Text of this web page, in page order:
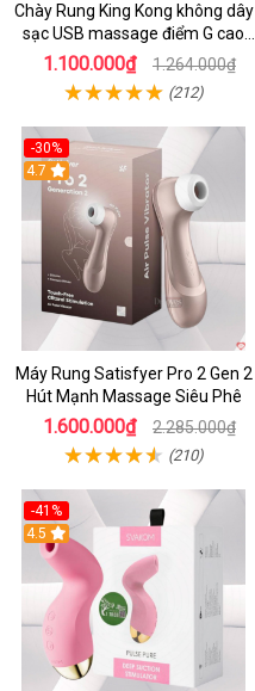
Chày Rung King Kong không dây
sạc USB massage điểm G cao
cấp kích thích
1.100.000₫ 1.264.000₫
(212)
-30%
4.7
Máy Rung Satisfyer Pro 2 Gen 2
Hút Mạnh Massage Siêu Phê
1.600.000₫ 2.285.000₫
(210)
-41%
4.5